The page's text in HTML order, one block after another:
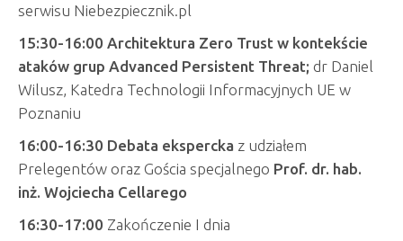
serwisu Niebezpiecznik.pl
15:30-16:00 Architektura Zero Trust w kontekście
ataków grup Advanced Persistent Threat; dr Daniel
Wilusz, Katedra Technologii Informacyjnych UE w
Poznaniu
16:00-16:30 Debata ekspercka z udziałem
Prelegentów oraz Gościa specjalnego Prof. dr. hab.
inż. Wojciecha Cellarego
16:30-17:00 Zakończenie I dnia